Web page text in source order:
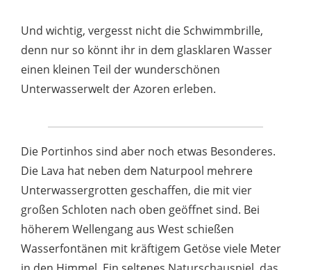
Und wichtig, vergesst nicht die Schwimmbrille,
denn nur so könnt ihr in dem glasklaren Wasser
einen kleinen Teil der wunderschönen
Unterwasserwelt der Azoren erleben.
Die Portinhos sind aber noch etwas Besonderes.
Die Lava hat neben dem Naturpool mehrere
Unterwassergrotten geschaffen, die mit vier
großen Schloten nach oben geöffnet sind. Bei
höherem Wellengang aus West schießen
Wasserfontänen mit kräftigem Getöse viele Meter